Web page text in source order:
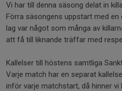
Vi har till denna säsong delat in
Förra säsongens uppstart med
lag var något som många av
att få till liknande träffar med
Kallelser till höstens samtliga
Varje match har en separat
inför varje matchstart, då hinner vi